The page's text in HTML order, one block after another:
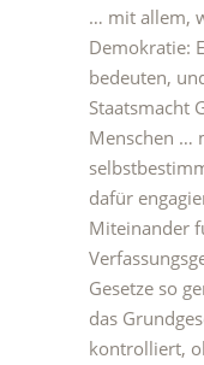
… mit allem,
Demokratie:
bedeuten,
Staatsmacht
Menschen …
dafür
Miteinander
Gesetze so
das
kontrolliert,